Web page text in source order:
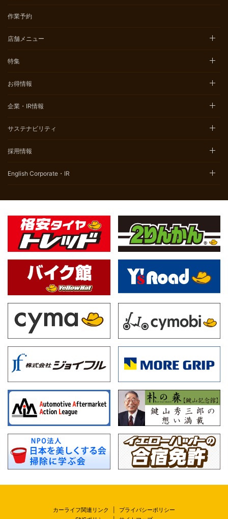
作業予約
店舗メニュー
特集
お得情報
企業・IR情報
サステナビリティ
採用情報
English Corporate・IR
カーライフ関連リンク
プライバシーポリシー